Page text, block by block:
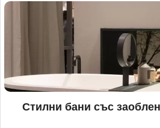
Стилни бани със